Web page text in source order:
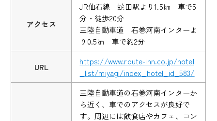
アクセス
JR仙石線 蛇田駅より1.5㎞ 車で5
分・徒歩20分
三陸自動車道 石巻河南インターよ
り0.5㎞ 車で約2分
URL
https://www.route-inn.co.jp/hotel
_list/miyagi/index_hotel_id_583/
三陸自動車道の石巻河南インターか
ら近く、車でのアクセスが良好で
す。周辺には飲食店やカフェ、コン